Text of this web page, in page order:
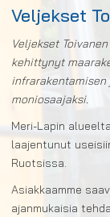
Veljekset
Veljekset
kehittynyt
moniosaajaksi.
Meri-Lapin
laajentunut
Ruotsissa.
Asiakkaamme
ajanmukaisia